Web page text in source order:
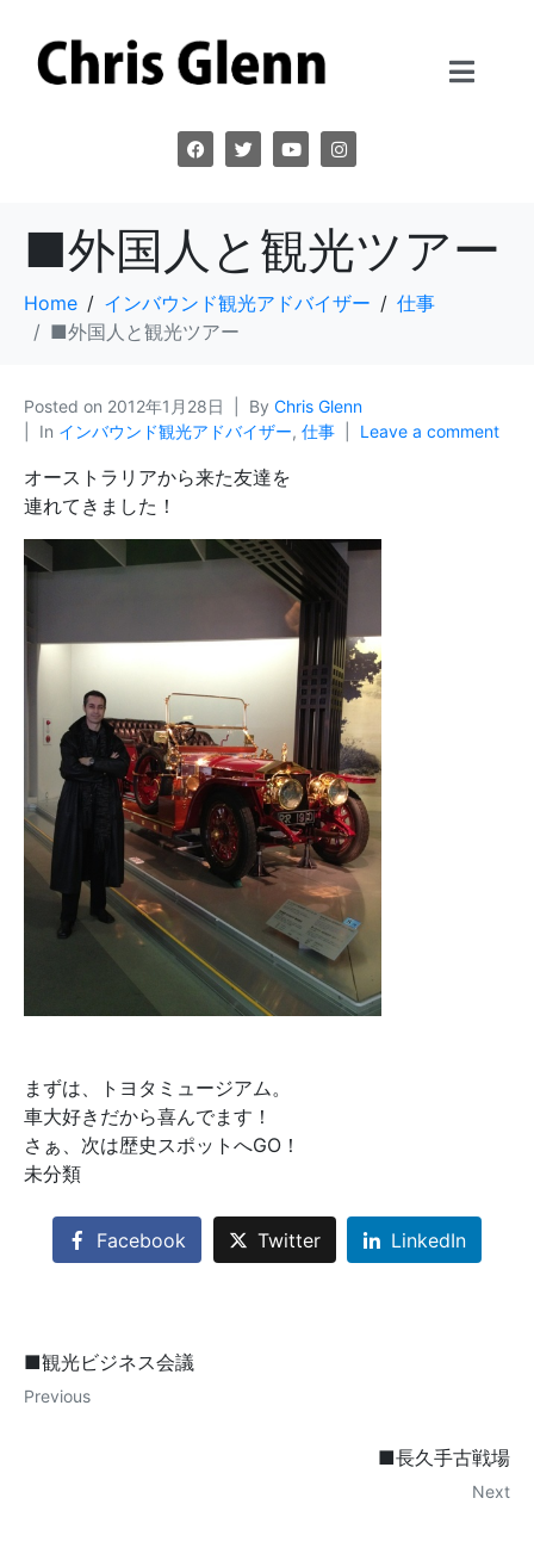
■外国人と観光ツアー
Home インバウンド観光アドバイザー
仕事
■外国人と観光ツアー
Posted on 2012年1月28日 By Chris Glenn
In インバウンド観光アドバイザー, 仕事 Leave a comment
オーストラリアから来た友達を
連れてきました！
まずは、トヨタミュージアム。
車大好きだから喜んでます！
さぁ、次は歴史スポットへGO！
未分類
Facebook Twitter LinkedIn
■観光ビジネス会議
Previous
■長久手古戦場
Next